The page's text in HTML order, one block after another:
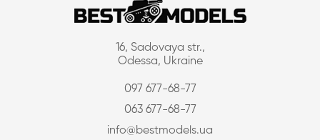
16, Sadovaya str.,
Odessa, Ukraine
097 677-68-77
063 677-68-77
info@bestmodels.ua